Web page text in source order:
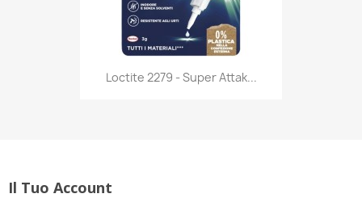
Anteprima
Loctite 2279 - Super Attak...
Il Tuo Account